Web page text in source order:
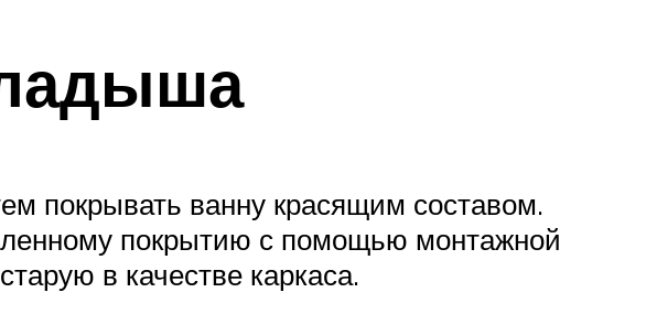
покрывать ванну красящим составом.
покрытию с помощью монтажной
в качестве каркаса.